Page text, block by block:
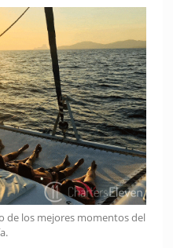
de los mejores momentos del